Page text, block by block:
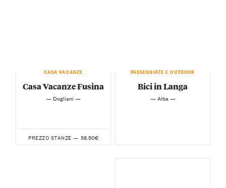
CASA VACANZE
Casa Vacanze Fusina
— Dogliani —
PREZZO STANZE — 58.50€
PASSEGGIATE E OUTDOOR
Bici in Langa
— Alba —